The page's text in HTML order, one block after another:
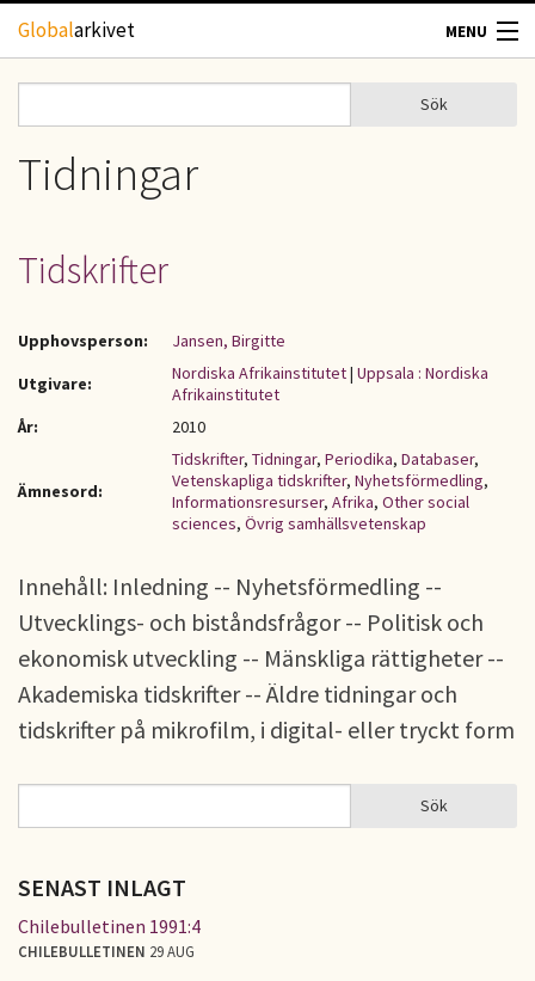
Hoppa till huvudinnehåll
Globalarkivet MENU
TIDSKRIFTER
GEOGRAFI
UPPHOVSRÄTT
OM OSS
Sökformulär
Sök
Tidningar
Tidskrifter
Upphovsperson:
Jansen, Birgitte
Utgivare:
Nordiska Afrikainstitutet| Uppsala : Nordiska
Afrikainstitutet
År:
2010
Ämnesord:
Tidskrifter, Tidningar, Periodika, Databaser,
Vetenskapliga tidskrifter, Nyhetsförmedling,
Informationsresurser, Afrika, Other social
sciences, Övrig samhällsvetenskap
Innehåll: Inledning -- Nyhetsförmedling --
Utvecklings- och biståndsfrågor -- Politisk och
ekonomisk utveckling -- Mänskliga rättigheter --
Akademiska tidskrifter -- Äldre tidningar och
tidskrifter på mikrofilm, i digital- eller tryckt form
SÖKFORMULÄR Sök
SENAST INLAGT
Chilebulletinen 1991:4
CHILEBULLETINEN 29 AUG